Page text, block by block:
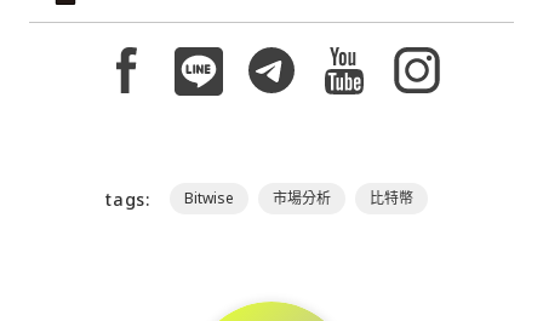
tags: Bitwise 市場分析 比特幣